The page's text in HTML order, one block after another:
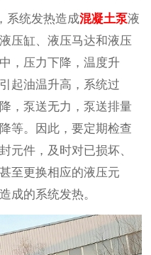
系统发热造成混凝土泵液
压缸、液压马达和液压
，压力下降，温度升
起油温升高，系统过
，泵送无力，泵送排量
等。因此，要定期检查
元件，及时对已损坏、
至更换相应的液压元
成的系统发热。